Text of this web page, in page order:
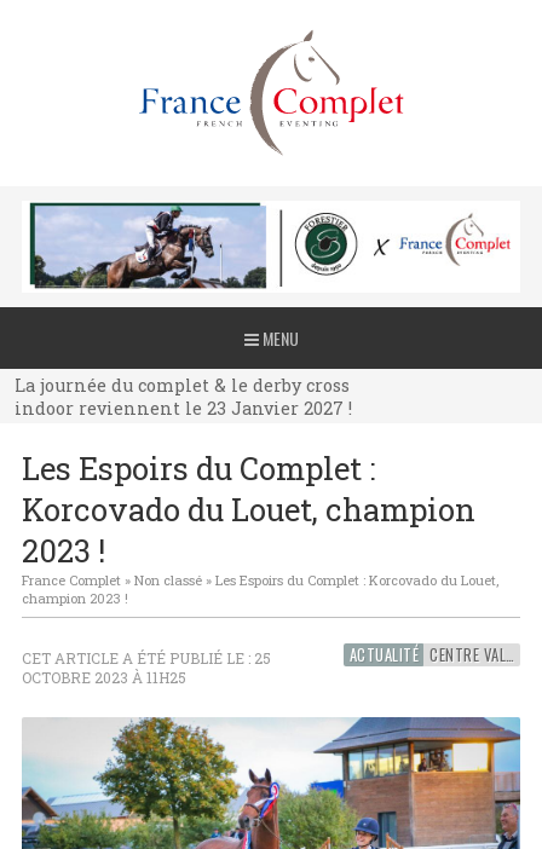
MENU
La journée du complet & le derby cross
indoor reviennent le 23 Janvier 2027 !
La journée du complet & le derby cross
indoor reviennent le 23 Janvier 2027 !
indoor reviennent le 23 Janvier 2027 !
Les Espoirs du Complet :
Korcovado du Louet, champion
2023 !
France Complet» Non classé» Les Espoirs du Complet : Korcovado du Louet,
champion 2023 !
ACTUALITÉ CENTRE VAL-DE-LOIRE
CET ARTICLE A ÉTÉ PUBLIÉ LE : 25
OCTOBRE 2023 À 11H25